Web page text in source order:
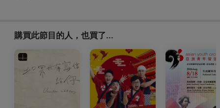
購買此節目的人，也買了...